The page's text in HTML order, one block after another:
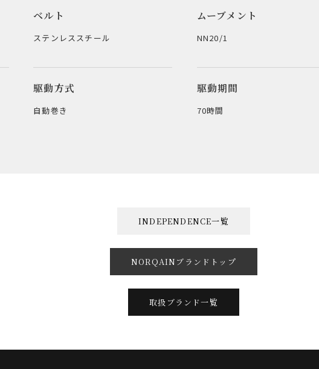
ベルト
ステンレススチール
ムーブメント
NN20/1
駆動方式
自動巻き
駆動期間
70時間
INDEPENDENCE一覧
NORQAINブランドトップ
取扱ブランド一覧